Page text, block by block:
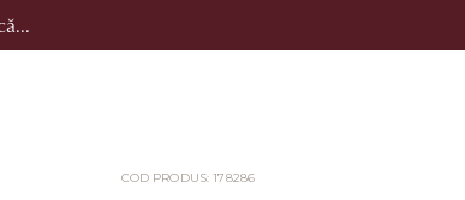
COD PRODUS:178286